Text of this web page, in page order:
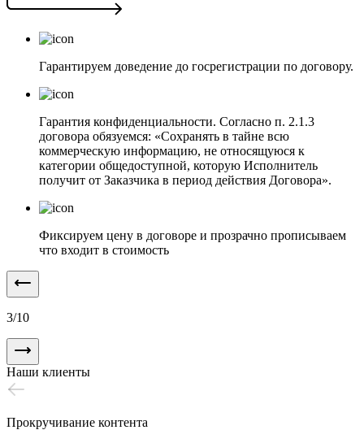
Гарантируем доведение до госрегистрации по договору.
Гарантия конфиденциальности. Согласно п. 2.1.3
договора обязуемся: «Сохранять в тайне всю
коммерческую информацию, не относящуюся к
категории общедоступной, которую Исполнитель
получит от Заказчика в период действия Договора».
Фиксируем цену в договоре и прозрачно прописываем
что входит в стоимость
3/10
Наши клиенты
Прокручивание контента